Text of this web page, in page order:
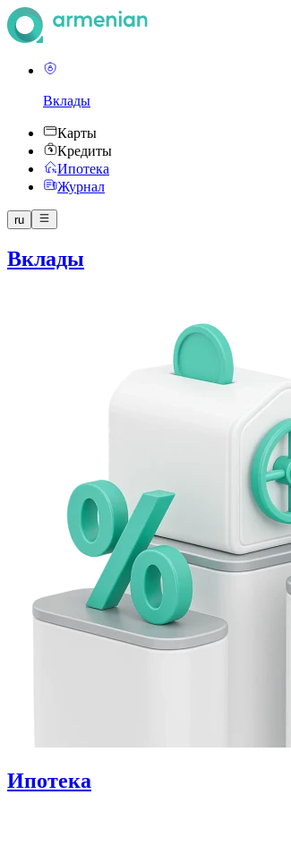
Вклады
Карты
Кредиты
Ипотека
Журнал
ru
Вклады
Ипотека